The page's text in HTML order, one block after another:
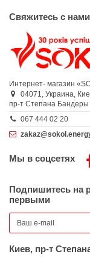
Свяжитесь с нами
Интернет- магазин
04071, Украина,
пр-т Степана Бандеры
067 444 02 20
Мы в соцсетях
Подпишитесь на
первыми
Киев, пр-т